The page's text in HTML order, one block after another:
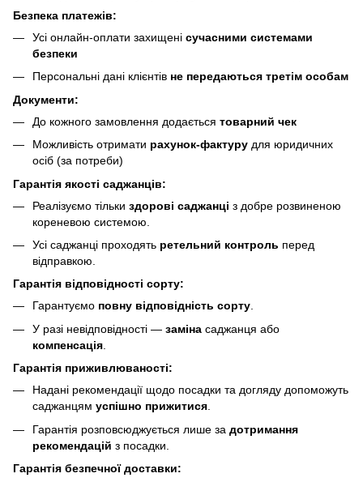
Безпека платежів:
Усі онлайн-оплати захищені сучасними системами
безпеки
Персональні дані клієнтів не передаються третім особам
Документи:
До кожного замовлення додається товарний чек
Можливість отримати рахунок-фактуру для юридичних
осіб (за потреби)
Гарантія якості саджанців:
Реалізуємо тільки здорові саджанці з добре розвиненою
кореневою системою.
Усі саджанці проходять ретельний контроль перед
відправкою.
Гарантія відповідності сорту:
Гарантуємо повну відповідність сорту.
У разі невідповідності — заміна саджанця або
компенсація
Гарантія приживлюваності:
Надані рекомендації щодо посадки та догляду допоможуть
саджанцям успішно прижитися
Гарантія розповсюджується лише за дотримання
рекомендацій з посадки.
Гарантія безпечної доставки: